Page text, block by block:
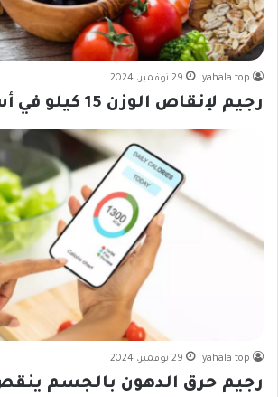
yahala top 29 نوفمبر، 2024
رجيم لإنقاص الوزن 15 كيلو في أسبوع
yahala top 29 نوفمبر، 2024